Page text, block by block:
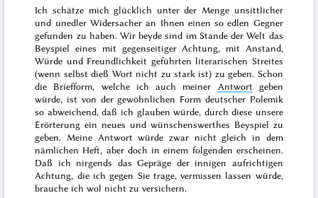
Ich schätze mich glücklich unter der Menge unsittlicher
und unedler Widersacher an Ihnen einen so edlen Gegner
gefunden zu haben. Wir beyde sind im Stande der Welt das
Beyspiel eines mit gegenseitiger Achtung, mit Anstand,
Würde und Freundlichkeit geführten literarischen Streites
(wenn selbst dieß Wort nicht zu stark ist) zu geben. Schon
die Briefform, welche ich auch meiner Antwort geben
würde, ist von der gewöhnlichen Form deutscher Polemik
so abweichend, daß ich glauben würde, durch diese unsere
Erörterung ein neues und wünschenswerthes Beyspiel zu
geben. Meine Antwort würde zwar nicht gleich in dem
nämlichen Heft, aber doch in einem folgenden erscheinen.
Daß ich nirgends das Gepräge der innigen aufrichtigen
Achtung, die ich gegen Sie trage, vermissen lassen würde,
brauche ich wol nicht zu versichern.